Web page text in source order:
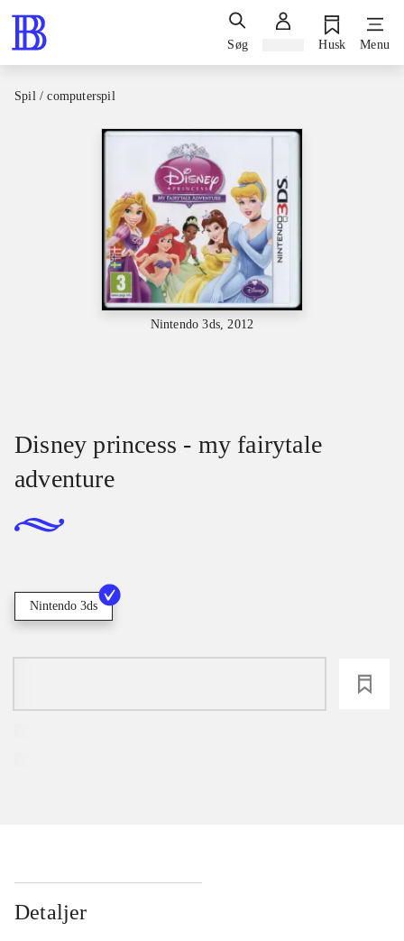
Søg Husk Menu
Spil / computerspil
Nintendo 3ds, 2012
Disney princess - my fairytale
adventure
Nintendo 3ds
Detaljer